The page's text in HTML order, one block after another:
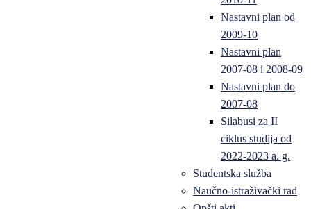
Nastavni plan od
2009-10
Nastavni plan
2007-08 i 2008-09
Nastavni plan do
2007-08
Silabusi za II
ciklus studija od
2022-2023 a. g.
Studentska služba
Naučno-istraživački rad